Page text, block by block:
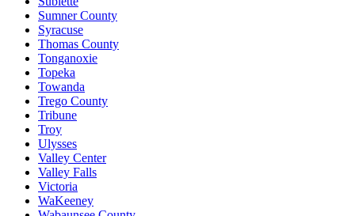
Sumner County
Syracuse
Thomas County
Tonganoxie
Topeka
Towanda
Trego County
Tribune
Troy
Ulysses
Valley Center
Valley Falls
Victoria
WaKeeney